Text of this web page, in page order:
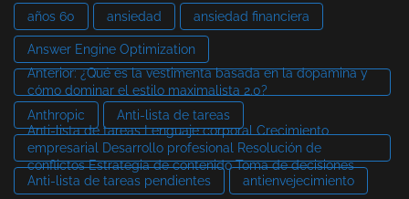
años 60 ansiedad ansiedad financiera
Answer Engine Optimization
Anterior: ¿Qué es la vestimenta basada en la dopamina y
cómo dominar el estilo maximalista 2.0?
Anthropic
Anti-lista de tareas
Anti-lista de tareas Lenguaje corporal Crecimiento
empresarial Desarrollo profesional Resolución de
conflictos Estrategia de contenido Toma de decisiones
Anti-lista de tareas pendientes
antienvejecimiento